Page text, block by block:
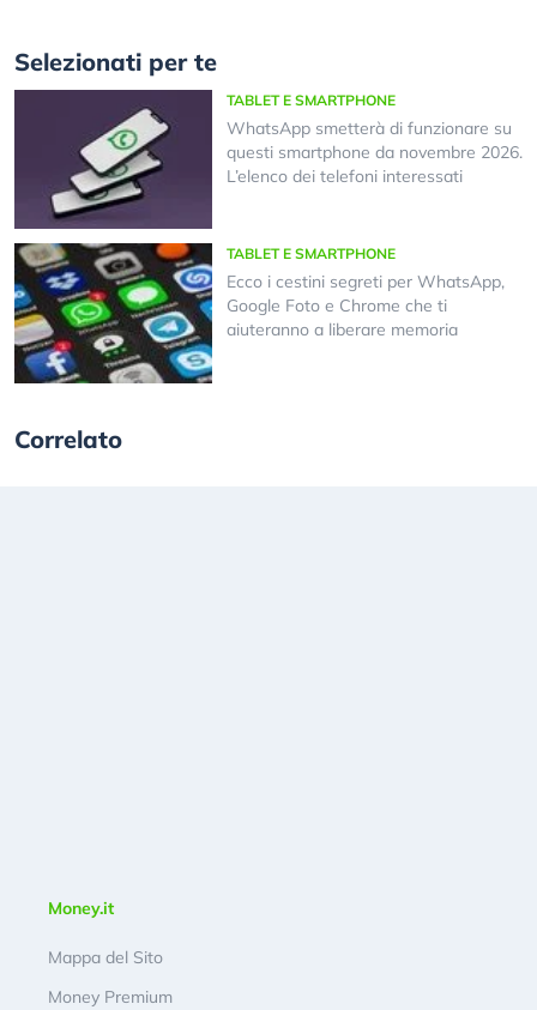
Selezionati per te
TABLET E SMARTPHONE
WhatsApp smetterà di funzionare su
questi smartphone da novembre 2026.
L’elenco dei telefoni interessati
TABLET E SMARTPHONE
Ecco i cestini segreti per WhatsApp,
Google Foto e Chrome che ti
aiuteranno a liberare memoria
Correlato
Money.it
Mappa del Sito
Money Premium